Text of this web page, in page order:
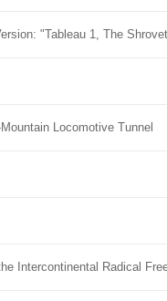
"Tableau 1, The
Locomotive Tunnel
Intercontinental Radical